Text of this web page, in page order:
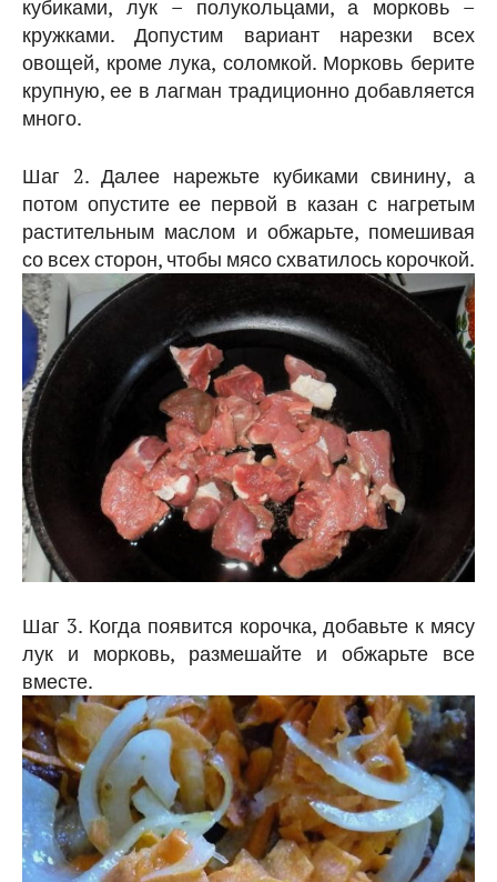
кубиками, лук – полукольцами, а морковь –
кружками. Допустим вариант нарезки всех
овощей, кроме лука, соломкой. Морковь берите
крупную, ее в лагман традиционно добавляется
много.
Шаг 2. Далее нарежьте кубиками свинину, а
потом опустите ее первой в казан с нагретым
растительным маслом и обжарьте, помешивая
со всех сторон, чтобы мясо схватилось корочкой.
Шаг 3. Когда появится корочка, добавьте к мясу
лук и морковь, размешайте и обжарьте все
вместе.